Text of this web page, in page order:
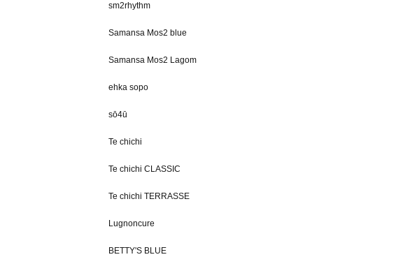
sm2rhythm
Samansa Mos2 blue
Samansa Mos2 Lagom
ehka sopo
sō4ū
Te chichi
Te chichi CLASSIC
Te chichi TERRASSE
Lugnoncure
BETTY'S BLUE